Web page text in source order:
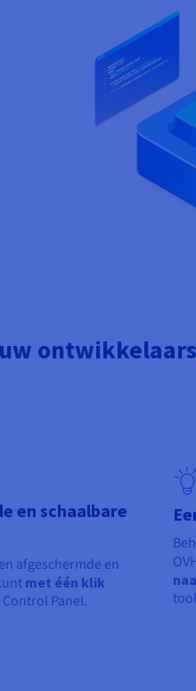
en schaalbare
afgeschermde en
met één klik
Panel.